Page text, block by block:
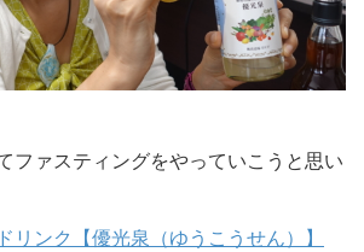
ファスティングをやっていこうと思い
リンク【優光泉（ゆうこうせん）】